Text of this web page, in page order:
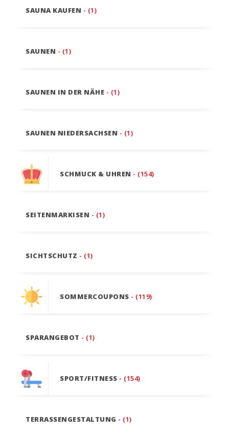
SAUNA KAUFEN - (1)
SAUNEN - (1)
SAUNEN IN DER NÄHE - (1)
SAUNEN NIEDERSACHSEN - (1)
SCHMUCK & UHREN - (154)
SEITENMARKISEN - (1)
SICHTSCHUTZ - (1)
SOMMERCOUPONS - (119)
SPARANGEBOT - (1)
SPORT/FITNESS - (154)
TERRASSENGESTALTUNG - (1)